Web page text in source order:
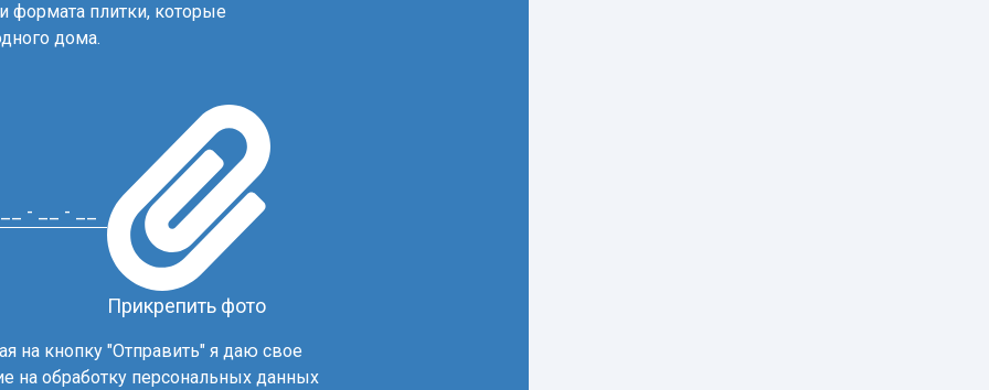
плитки, которые
дома.
Прикрепить фото
на кнопку "Отправить" я даю свое
на обработку персональных данных